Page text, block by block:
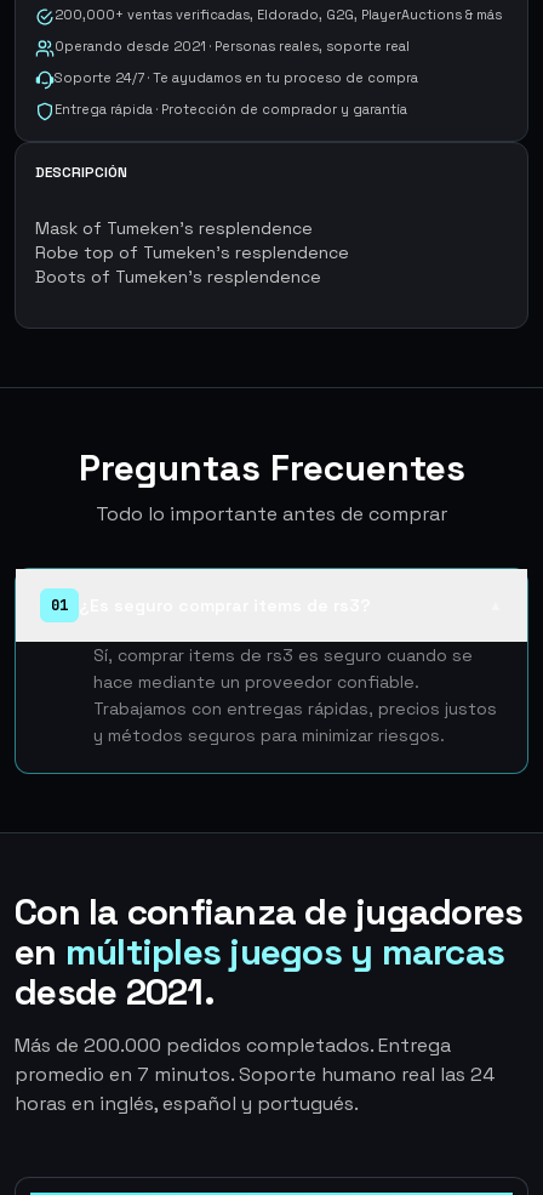
200,000+ ventas verificadas, Eldorado, G2G, PlayerAuctions & más
Operando desde 2021 · Personas reales, soporte real
Soporte 24/7 · Te ayudamos en tu proceso de compra
Entrega rápida · Protección de comprador y garantía
DESCRIPCIÓN
​Mask of Tumeken's resplendence
​Robe top of Tumeken's resplendence
​Boots of Tumeken's resplendence
Preguntas Frecuentes
Todo lo importante antes de comprar
01
Sí, comprar items de rs3 es seguro cuando se
hace mediante un proveedor confiable.
Trabajamos con entregas rápidas, precios justos
y métodos seguros para minimizar riesgos.
Con la confianza de jugadores
en múltiples juegos y marcas
desde 2021.
Más de 200.000 pedidos completados. Entrega
promedio en 7 minutos. Soporte humano real las 24
horas en inglés, español y portugués.